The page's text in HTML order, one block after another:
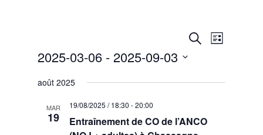
Events
Search
Views
SearchEvent
Views
List
2025-03-06 - 2025-09-03
date.
août 2025
MAR
19
19/08/2025 / 18:30 -20:00
Entraînement de CO de l’ANCO